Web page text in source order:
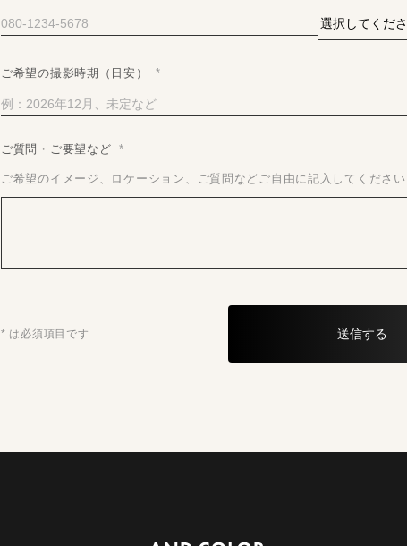
ご希望の撮影時期（日安） *
ご質問・ご要望など *
ご希望のイメージ、ロケーション、ご質問などご自由に記入してください
* は必須項目です